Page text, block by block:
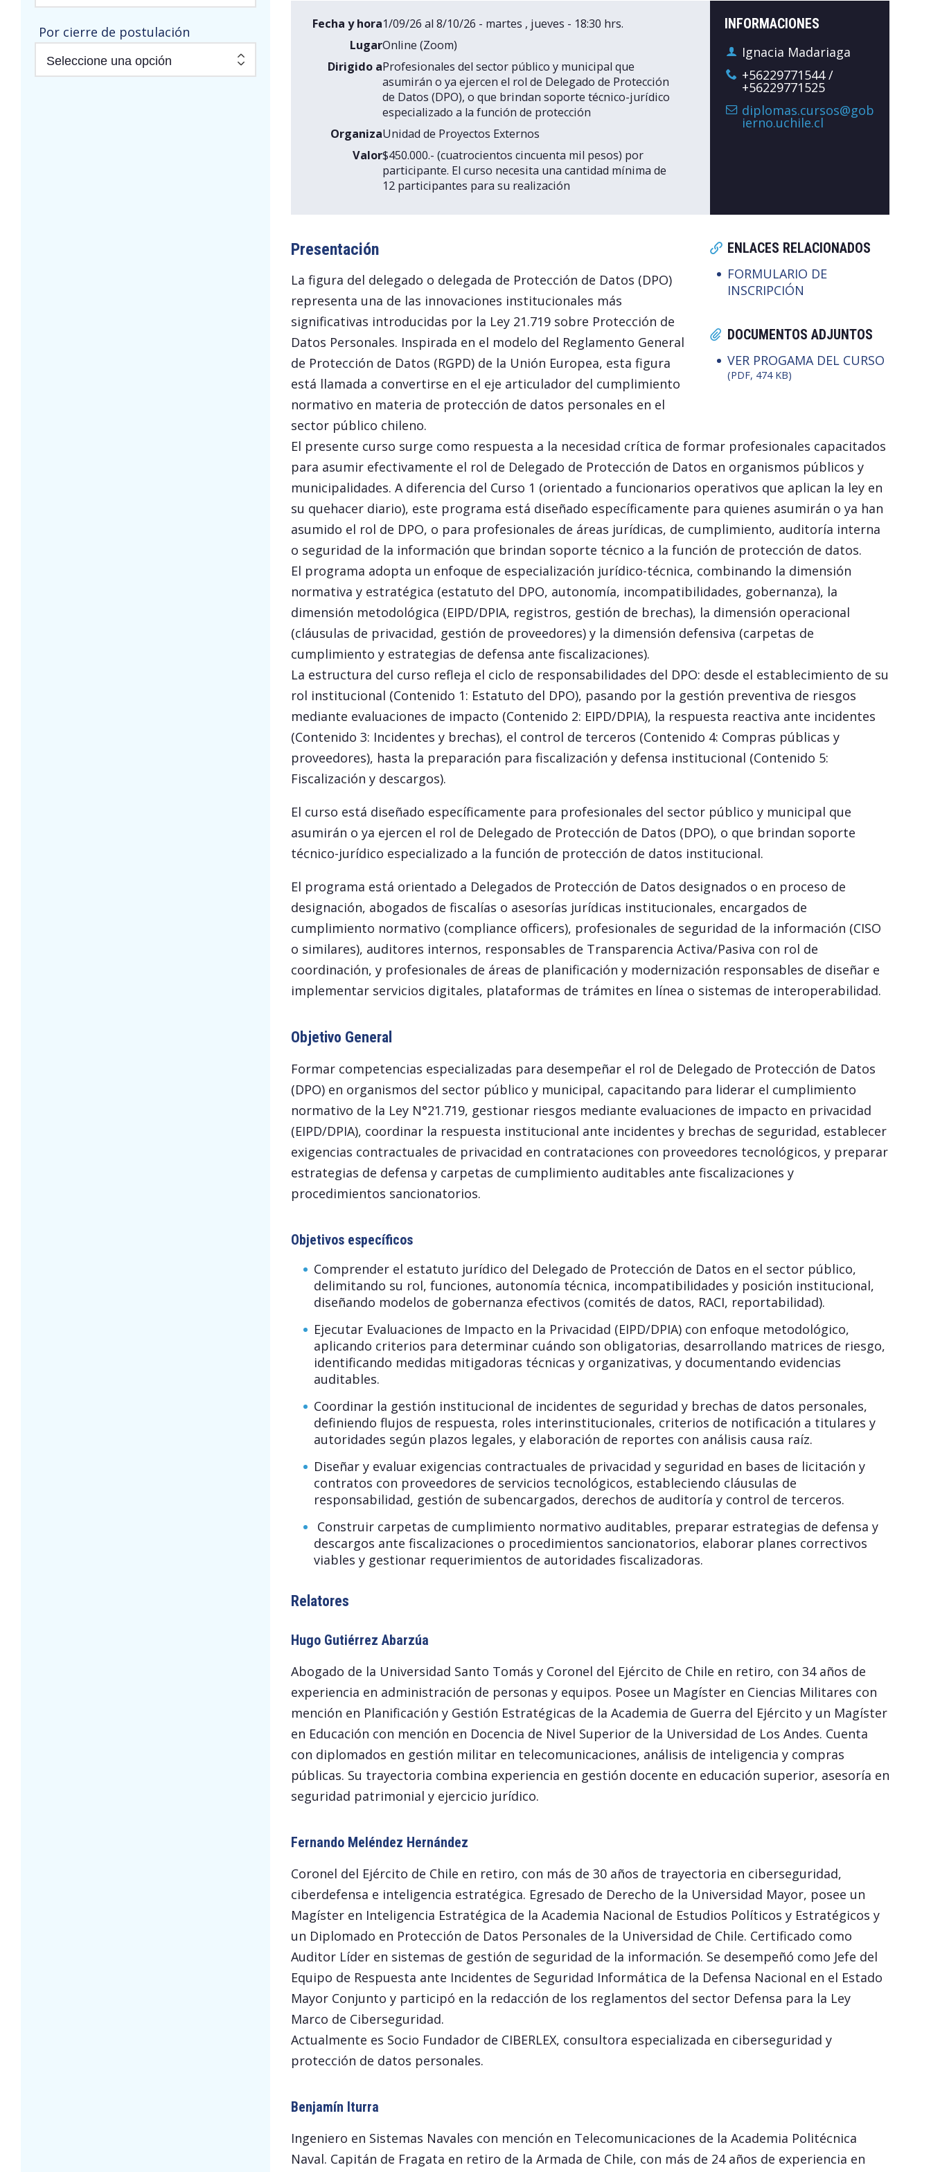
Por cierre de postulación INFORMACIONES
Ignacia Madariaga
+56229771544 /
+56229771525
diplomas.cursos@gob
ierno.uchile.cl
Fecha y hora1/09/26 al 8/10/26 - martes , jueves - 18:30 hrs.
LugarOnline (Zoom)
Dirigido aProfesionales del sector público y municipal que
asumirán o ya ejercen el rol de Delegado de Protección
de Datos (DPO), o que brindan soporte técnico-jurídico
especializado a la función de protección
OrganizaUnidad de Proyectos Externos
Valor$450.000.- (cuatrocientos cincuenta mil pesos) por
participante. El curso necesita una cantidad mínima de
12 participantes para su realización
ENLACES RELACIONADOS
FORMULARIO DE
INSCRIPCIÓN
DOCUMENTOS ADJUNTOS
VER PROGAMA DEL CURSO
(PDF, 474 KB)
Presentación
La figura del delegado o delegada de Protección de Datos (DPO)
representa una de las innovaciones institucionales más
significativas introducidas por la Ley 21.719 sobre Protección de
Datos Personales. Inspirada en el modelo del Reglamento General
de Protección de Datos (RGPD) de la Unión Europea, esta figura
está llamada a convertirse en el eje articulador del cumplimiento
normativo en materia de protección de datos personales en el
sector público chileno.
El presente curso surge como respuesta a la necesidad crítica de formar profesionales capacitados
para asumir efectivamente el rol de Delegado de Protección de Datos en organismos públicos y
municipalidades. A diferencia del Curso 1 (orientado a funcionarios operativos que aplican la ley en
su quehacer diario), este programa está diseñado específicamente para quienes asumirán o ya han
asumido el rol de DPO, o para profesionales de áreas jurídicas, de cumplimiento, auditoría interna
o seguridad de la información que brindan soporte técnico a la función de protección de datos.
El programa adopta un enfoque de especialización jurídico-técnica, combinando la dimensión
normativa y estratégica (estatuto del DPO, autonomía, incompatibilidades, gobernanza), la
dimensión metodológica (EIPD/DPIA, registros, gestión de brechas), la dimensión operacional
(cláusulas de privacidad, gestión de proveedores) y la dimensión defensiva (carpetas de
cumplimiento y estrategias de defensa ante fiscalizaciones).
La estructura del curso refleja el ciclo de responsabilidades del DPO: desde el establecimiento de su
rol institucional (Contenido 1: Estatuto del DPO), pasando por la gestión preventiva de riesgos
mediante evaluaciones de impacto (Contenido 2: EIPD/DPIA), la respuesta reactiva ante incidentes
(Contenido 3: Incidentes y brechas), el control de terceros (Contenido 4: Compras públicas y
proveedores), hasta la preparación para fiscalización y defensa institucional (Contenido 5:
Fiscalización y descargos).
El curso está diseñado específicamente para profesionales del sector público y municipal que
asumirán o ya ejercen el rol de Delegado de Protección de Datos (DPO), o que brindan soporte
técnico-jurídico especializado a la función de protección de datos institucional.
El programa está orientado a Delegados de Protección de Datos designados o en proceso de
designación, abogados de fiscalías o asesorías jurídicas institucionales, encargados de
cumplimiento normativo (compliance officers), profesionales de seguridad de la información (CISO
o similares), auditores internos, responsables de Transparencia Activa/Pasiva con rol de
coordinación, y profesionales de áreas de planificación y modernización responsables de diseñar e
implementar servicios digitales, plataformas de trámites en línea o sistemas de interoperabilidad.
Objetivo General
Formar competencias especializadas para desempeñar el rol de Delegado de Protección de Datos
(DPO) en organismos del sector público y municipal, capacitando para liderar el cumplimiento
normativo de la Ley N°21.719, gestionar riesgos mediante evaluaciones de impacto en privacidad
(EIPD/DPIA), coordinar la respuesta institucional ante incidentes y brechas de seguridad, establecer
exigencias contractuales de privacidad en contrataciones con proveedores tecnológicos, y preparar
estrategias de defensa y carpetas de cumplimiento auditables ante fiscalizaciones y
procedimientos sancionatorios.
Objetivos específicos
Comprender el estatuto jurídico del Delegado de Protección de Datos en el sector público,
delimitando su rol, funciones, autonomía técnica, incompatibilidades y posición institucional,
diseñando modelos de gobernanza efectivos (comités de datos, RACI, reportabilidad).
Ejecutar Evaluaciones de Impacto en la Privacidad (EIPD/DPIA) con enfoque metodológico,
aplicando criterios para determinar cuándo son obligatorias, desarrollando matrices de riesgo,
identificando medidas mitigadoras técnicas y organizativas, y documentando evidencias
auditables.
Coordinar la gestión institucional de incidentes de seguridad y brechas de datos personales,
definiendo flujos de respuesta, roles interinstitucionales, criterios de notificación a titulares y
autoridades según plazos legales, y elaboración de reportes con análisis causa raíz.
Diseñar y evaluar exigencias contractuales de privacidad y seguridad en bases de licitación y
contratos con proveedores de servicios tecnológicos, estableciendo cláusulas de
responsabilidad, gestión de subencargados, derechos de auditoría y control de terceros.
Construir carpetas de cumplimiento normativo auditables, preparar estrategias de defensa y
descargos ante fiscalizaciones o procedimientos sancionatorios, elaborar planes correctivos
viables y gestionar requerimientos de autoridades fiscalizadoras.
Relatores
Hugo Gutiérrez Abarzúa
Abogado de la Universidad Santo Tomás y Coronel del Ejército de Chile en retiro, con 34 años de
experiencia en administración de personas y equipos. Posee un Magíster en Ciencias Militares con
mención en Planificación y Gestión Estratégicas de la Academia de Guerra del Ejército y un Magíster
en Educación con mención en Docencia de Nivel Superior de la Universidad de Los Andes. Cuenta
con diplomados en gestión militar en telecomunicaciones, análisis de inteligencia y compras
públicas. Su trayectoria combina experiencia en gestión docente en educación superior, asesoría en
seguridad patrimonial y ejercicio jurídico.
Fernando Meléndez Hernández
Coronel del Ejército de Chile en retiro, con más de 30 años de trayectoria en ciberseguridad,
ciberdefensa e inteligencia estratégica. Egresado de Derecho de la Universidad Mayor, posee un
Magíster en Inteligencia Estratégica de la Academia Nacional de Estudios Políticos y Estratégicos y
un Diplomado en Protección de Datos Personales de la Universidad de Chile. Certificado como
Auditor Líder en sistemas de gestión de seguridad de la información. Se desempeñó como Jefe del
Equipo de Respuesta ante Incidentes de Seguridad Informática de la Defensa Nacional en el Estado
Mayor Conjunto y participó en la redacción de los reglamentos del sector Defensa para la Ley
Marco de Ciberseguridad.
Actualmente es Socio Fundador de CIBERLEX, consultora especializada en ciberseguridad y
protección de datos personales.
Benjamín Iturra
Ingeniero en Sistemas Navales con mención en Telecomunicaciones de la Academia Politécnica
Naval. Capitán de Fragata en retiro de la Armada de Chile, con más de 24 años de experiencia en